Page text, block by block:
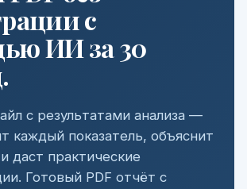
с
ИИ за 30
с результатами анализа —
каждый показатель, объяснит
даст практические
Готовый PDF отчёт с